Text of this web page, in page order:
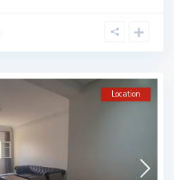
Location